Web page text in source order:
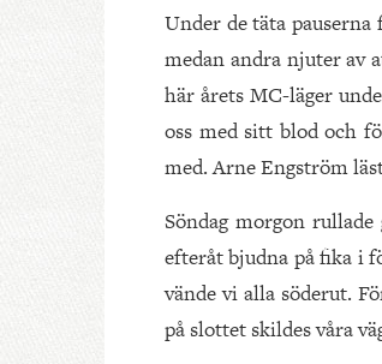
Under de täta
medan andra njuter av
här årets MC-läger
oss med sitt blod och
med. Arne Engström
Söndag morgon
efteråt bjudna på fika i
vände vi alla söderut.
på slottet skildes våra